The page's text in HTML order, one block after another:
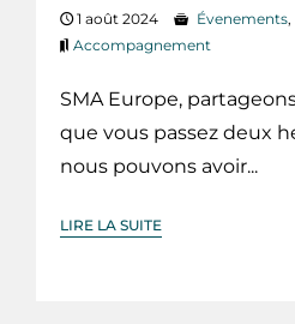
1 août 2024 Évenements,
Accompagnement
SMA Europe,
que vous passez deux
nous pouvons avoir...
LIRE LA SUITE